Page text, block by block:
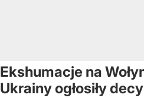
Ekshumacje na
Ukrainy ogłosiły